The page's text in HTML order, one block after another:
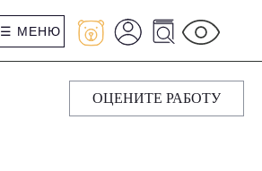
☰ МЕНЮ
ОЦЕНИТЕ РАБОТУ